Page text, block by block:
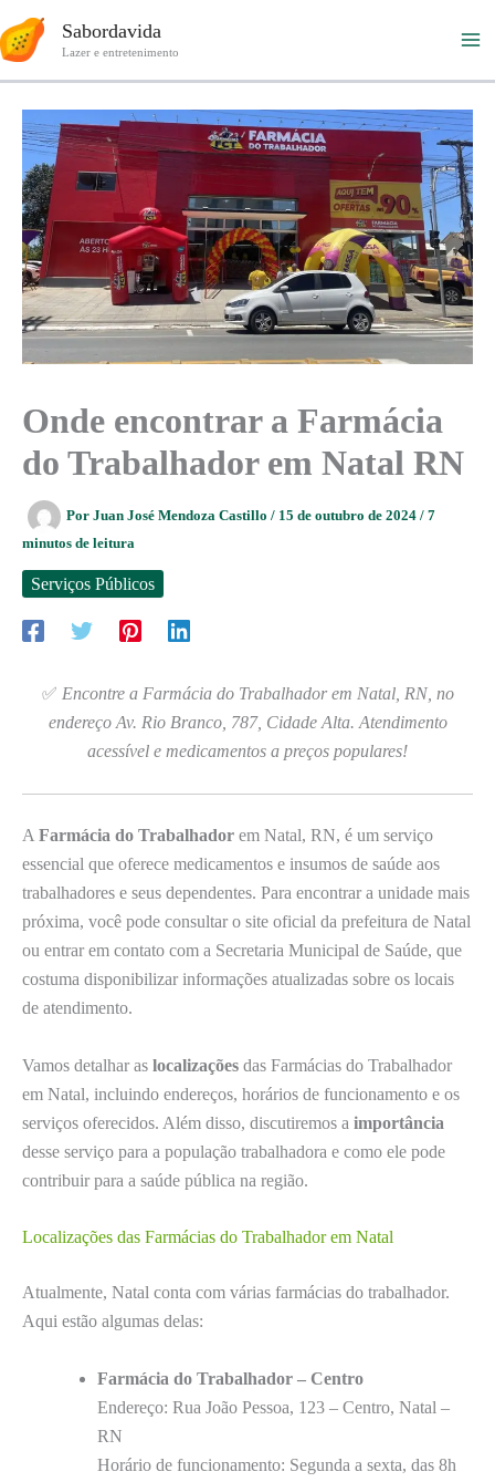
para
Sabordavida
Lazer e entretenimento
Onde encontrar a Farmácia
do Trabalhador em Natal RN
Por Juan José Mendoza Castillo / 15 de outubro de 2024 / 7
minutos de leitura
Serviços Públicos
✅ Encontre a Farmácia do Trabalhador em Natal, RN, no
endereço Av. Rio Branco, 787, Cidade Alta. Atendimento
acessível e medicamentos a preços populares!
A Farmácia do Trabalhador em Natal, RN, é um serviço
essencial que oferece medicamentos e insumos de saúde aos
trabalhadores e seus dependentes. Para encontrar a unidade mais
próxima, você pode consultar o site oficial da prefeitura de Natal
ou entrar em contato com a Secretaria Municipal de Saúde, que
costuma disponibilizar informações atualizadas sobre os locais
de atendimento.
Vamos detalhar as localizações das Farmácias do Trabalhador
em Natal, incluindo endereços, horários de funcionamento e os
serviços oferecidos. Além disso, discutiremos a importância
desse serviço para a população trabalhadora e como ele pode
contribuir para a saúde pública na região.
Localizações das Farmácias do Trabalhador em Natal
Atualmente, Natal conta com várias farmácias do trabalhador.
Aqui estão algumas delas:
Farmácia do Trabalhador – Centro
Endereço: Rua João Pessoa, 123 – Centro, Natal –
RN
Horário de funcionamento: Segunda a sexta, das 8h